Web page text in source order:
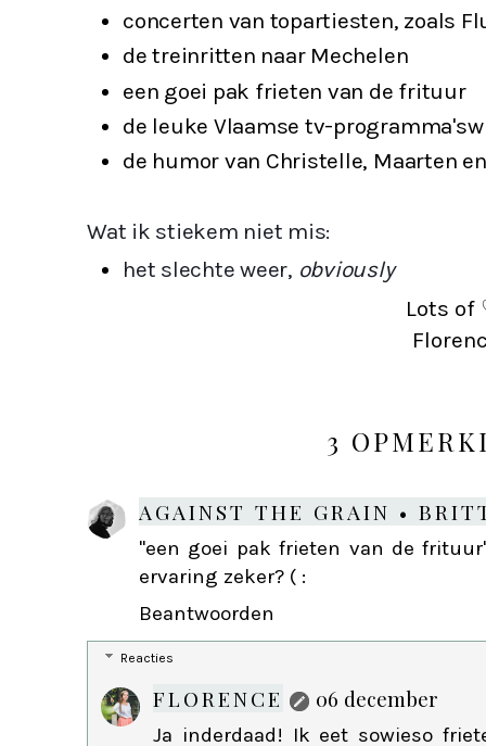
concerten van topartiesten, zoals
de treinritten naar Mechelen
een goei pak frieten van de frituur
de leuke Vlaamse tv-programma'sw
Wat ik stiekem niet mis:
het slechte weer, obviously
Lots of
3
AGAINST THE GRAIN •
"een goei pak frieten van de
ervaring zeker? ( :
Beantwoorden
Reacties
FLORENCE 06 december
Ja inderdaad! Ik eet sowieso